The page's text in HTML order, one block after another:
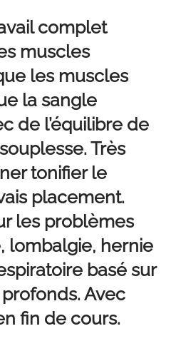
complet
muscles
les muscles
la sangle
de l’équilibre de
Très
tonifier le
placement.
les problèmes
lombalgie, hernie
basé sur
Avec
fin de cours.